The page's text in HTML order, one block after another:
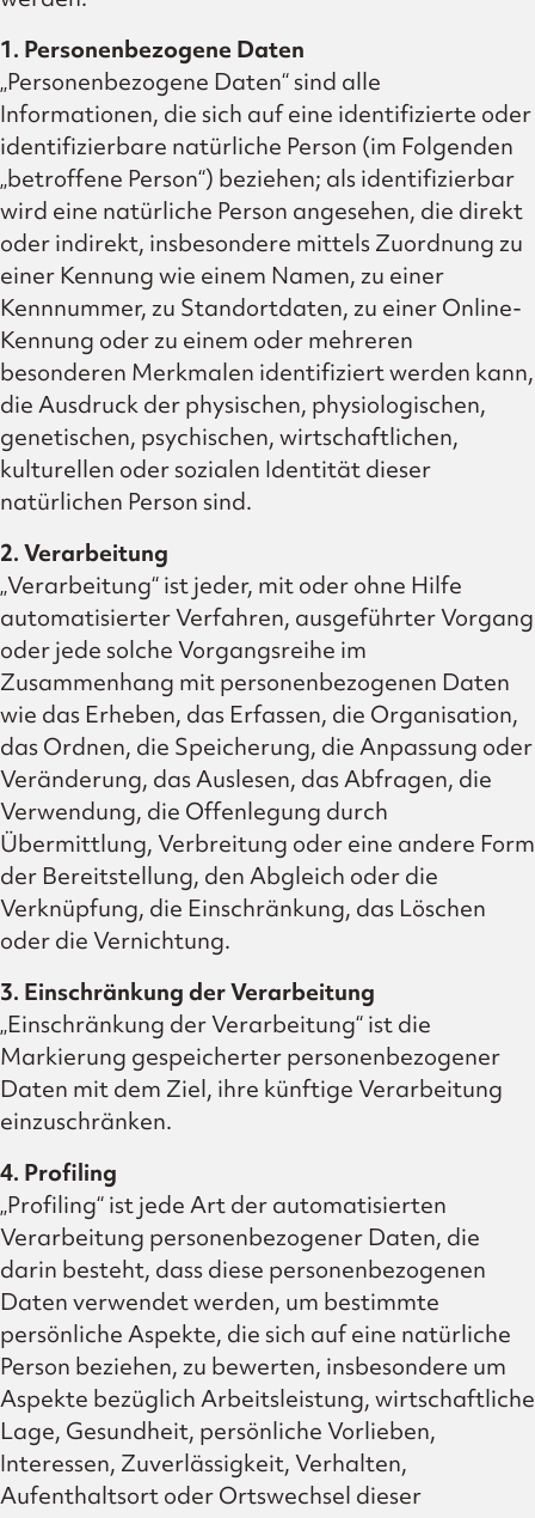
1. Personenbezogene Daten
„Personenbezogene Daten“ sind alle
Informationen, die sich auf eine identifizierte oder
identifizierbare natürliche Person (im Folgenden
„betroffene Person“) beziehen; als identifizierbar
wird eine natürliche Person angesehen, die direkt
oder indirekt, insbesondere mittels Zuordnung zu
einer Kennung wie einem Namen, zu einer
Kennnummer, zu Standortdaten, zu einer Online-
Kennung oder zu einem oder mehreren
besonderen Merkmalen identifiziert werden kann,
die Ausdruck der physischen, physiologischen,
genetischen, psychischen, wirtschaftlichen,
kulturellen oder sozialen Identität dieser
natürlichen Person sind.
2. Verarbeitung
„Verarbeitung“ ist jeder, mit oder ohne Hilfe
automatisierter Verfahren, ausgeführter Vorgang
oder jede solche Vorgangsreihe im
Zusammenhang mit personenbezogenen Daten
wie das Erheben, das Erfassen, die Organisation,
das Ordnen, die Speicherung, die Anpassung oder
Veränderung, das Auslesen, das Abfragen, die
Verwendung, die Offenlegung durch
Übermittlung, Verbreitung oder eine andere Form
der Bereitstellung, den Abgleich oder die
Verknüpfung, die Einschränkung, das Löschen
oder die Vernichtung.
3. Einschränkung der Verarbeitung
„Einschränkung der Verarbeitung“ ist die
Markierung gespeicherter personenbezogener
Daten mit dem Ziel, ihre künftige Verarbeitung
einzuschränken.
4. Profiling
„Profiling“ ist jede Art der automatisierten
Verarbeitung personenbezogener Daten, die
darin besteht, dass diese personenbezogenen
Daten verwendet werden, um bestimmte
persönliche Aspekte, die sich auf eine natürliche
Person beziehen, zu bewerten, insbesondere um
Aspekte bezüglich Arbeitsleistung, wirtschaftliche
Lage, Gesundheit, persönliche Vorlieben,
Interessen, Zuverlässigkeit, Verhalten,
Aufenthaltsort oder Ortswechsel dieser